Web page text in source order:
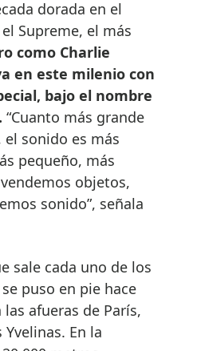
dorada en el
Supreme, el más
como Charlie
en este milenio con
bajo el nombre
. “Cuanto más grande
sonido es más
pequeño, más
objetos,
sonido”, señala
sale cada uno de los
puso en pie hace
afueras de París,
En la